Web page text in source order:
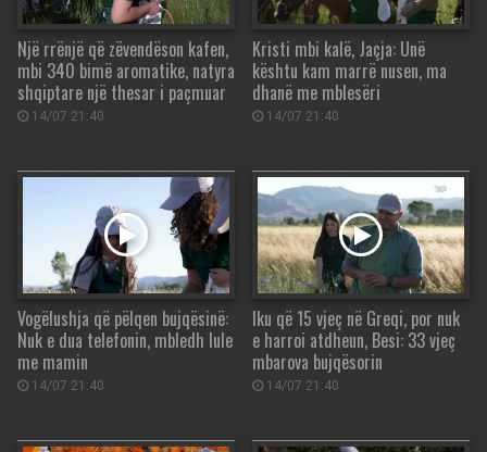
Një rrënjë që zëvendëson kafen,
mbi 340 bimë aromatike, natyra
shqiptare një thesar i paçmuar
14/07 21:40
Kristi mbi kalë, Jaçja: Unë
kështu kam marrë nusen, ma
dhanë me mblesëri
14/07 21:40
Vogëlushja që pëlqen bujqësinë:
Nuk e dua telefonin, mbledh lule
me mamin
14/07 21:40
Iku që 15 vjeç në Greqi, por nuk
e harroi atdheun, Besi: 33 vjeç
mbarova bujqësorin
14/07 21:40